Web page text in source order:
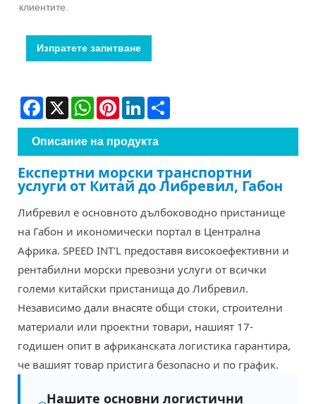
клиентите.
Изпратете запитване
Facebook
X WhatsAppPinterestLinkedIn
Описание на продукта
Експертни морски транспортни
услуги от Китай до Либревил, Габон
Либревил е основното дълбоководно пристанище
на Габон и икономически портал в Централна
Африка. SPEED INT'L предоставя високоефективни и
рентабилни морски превозни услуги от всички
големи китайски пристанища до Либревил.
Независимо дали внасяте общи стоки, строителни
материали или проектни товари, нашият 17-
годишен опит в африканската логистика гарантира,
че вашият товар пристига безопасно и по график.
Нашите основни логистични